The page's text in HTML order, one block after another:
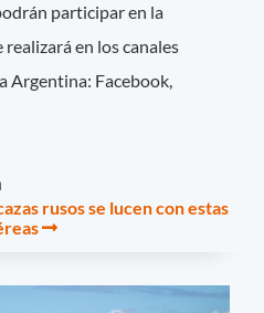
participar en la
en los canales
Argentina: Facebook,
rusos se lucen con estas